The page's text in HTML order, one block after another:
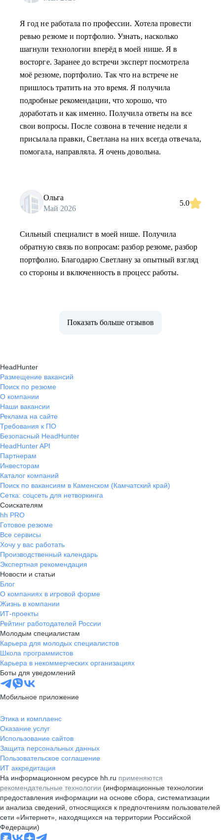
Я год не работала по профессии. Хотела провести
ревью резюме и портфолио. Узнать, насколько
шагнули технологии вперёд в моей нише. Я в
восторге. Заранее до встречи эксперт посмотрела
моё резюме, портфолио. Так что на встрече не
пришлось тратить на это время. Я получила
подробные рекомендации, что хорошо, что
доработать и как именно. Получила ответы на все
свои вопросы. После созвона в течение недели я
присылала правки, Светлана на них всегда отвечала,
помогала, направляла. Я очень довольна.
Ольга
Май 2026
5.0
Сильный специалист в моей нише. Получила
обратную связь по вопросам: разбор резюме, разбор
портфолио. Благодарю Светлану за опытный взгляд
со стороны и включенность в процесс работы.
Показать больше отзывов
HeadHunter
Размещение вакансий
Поиск по резюме
О компании
Наши вакансии
Реклама на сайте
Требования к ПО
Безопасный HeadHunter
HeadHunter API
Партнерам
Инвесторам
Каталог компаний
Поиск по вакансиям в Каменском (Камчатский край)
Сетка: соцсеть для нетворкинга
Соискателям
hh PRO
Готовое резюме
Все сервисы
Хочу у вас работать
Производственный календарь
Экспертная рекомендация
Новости и статьи
Блог
О компаниях в игровой форме
Жизнь в компании
ИТ-проекты
Рейтинг работодателей России
Молодым специалистам
Карьера для молодых специалистов
Школа программистов
Карьера в некоммерческих организациях
Боты для уведомлений
Мобильное приложение
Этика и комплаенс
Оказание услуг
Использование сайтов
Защита персональных данных
Пользовательское соглашение
ИТ аккредитация
На информационном ресурсе hh.ru применяются
рекомендательные технологии (информационные технологии
предоставления информации на основе сбора, систематизации
и анализа сведений, относящихся к предпочтениям пользователей
сети «Интернет», находящихся на территории Российской
Федерации)